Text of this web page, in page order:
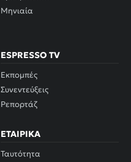
Μηνιαία
ESPRESSO TV
Εκπομπές
Συνεντεύξεις
Ρεπορτάζ
ΕΤΑΙΡΙΚΆ
Ταυτότητα